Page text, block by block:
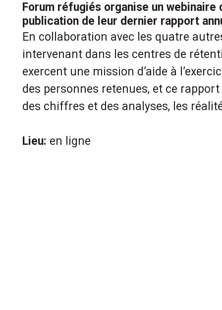
Forum réfugiés organise un webinaire
publication de leur dernier rapport
En collaboration avec les quatre
intervenant dans les centres de
exercent une mission d’aide à
des personnes retenues, et ce
des chiffres et des analyses, les
Lieu: en ligne